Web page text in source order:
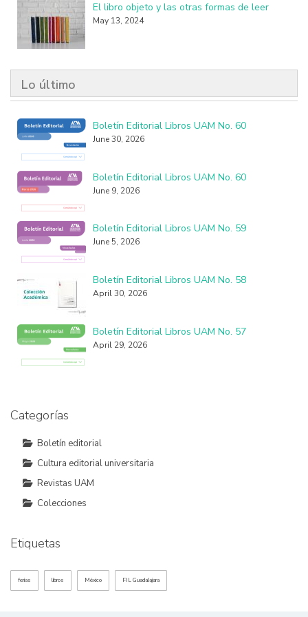
El libro objeto y las otras formas de leer
May 13, 2024
Lo último
Boletín Editorial Libros UAM No. 60
June 30, 2026
Boletín Editorial Libros UAM No. 60
June 9, 2026
Boletín Editorial Libros UAM No. 59
June 5, 2026
Boletín Editorial Libros UAM No. 58
April 30, 2026
Boletín Editorial Libros UAM No. 57
April 29, 2026
Categorías
Boletín editorial
Cultura editorial universitaria
Revistas UAM
Colecciones
Etiquetas
ferias libros México FIL Guadalajara